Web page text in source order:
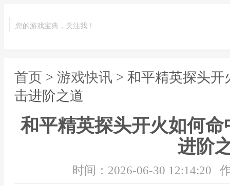
您的游戏宝典，关注我！
首页 > 游戏快讯 > 和平精英探头
击进阶之道
和平精英探头开火如何
进阶
时间：2026-06-30 12:14:20